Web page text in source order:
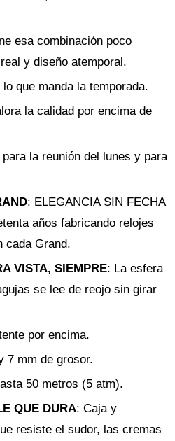
esa combinación poco
y diseño atemporal.
que manda la temporada.
la calidad por encima de
la reunión del lunes y para
: ELEGANCIA SIN FECHA
años fabricando relojes
cada Grand.
VISTA, SIEMPRE: La esfera
se lee de reojo sin girar
por encima.
7 mm de grosor.
50 metros (5 atm).
QUE DURA: Caja y
resiste el sudor, las cremas